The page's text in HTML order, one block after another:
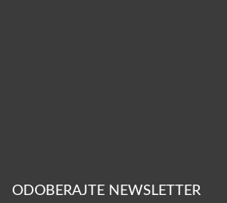
ODOBERAJTE NEWSLETTER